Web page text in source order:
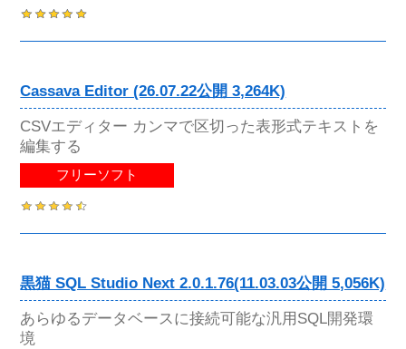
Cassava Editor (26.07.22公開 3,264K)
CSVエディター カンマで区切った表形式テキストを
編集する
フリーソフト
黒猫 SQL Studio Next 2.0.1.76(11.03.03公開 5,056K)
あらゆるデータベースに接続可能な汎用SQL開発環
境